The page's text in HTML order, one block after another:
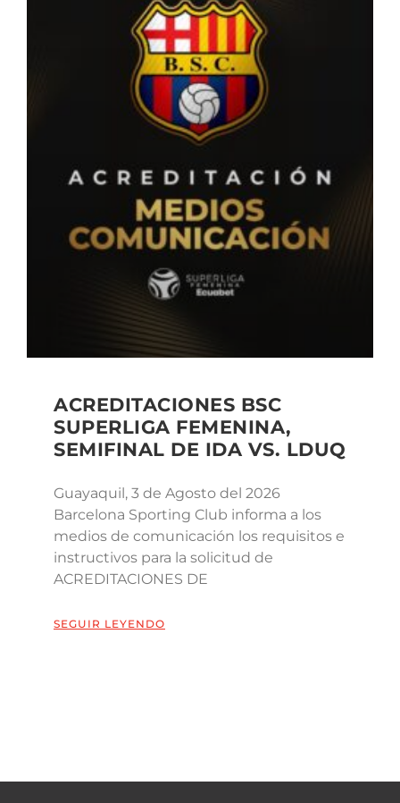
ACREDITACIONES BSC
SUPERLIGA FEMENINA,
SEMIFINAL DE IDA VS. LDUQ
Guayaquil, 3 de Agosto del 2026
Barcelona Sporting Club informa a los
medios de comunicación los requisitos e
instructivos para la solicitud de
ACREDITACIONES DE
SEGUIR LEYENDO